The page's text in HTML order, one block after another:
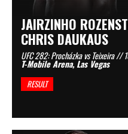
JAIRZINHO
CHRIS DAUKAUS
UFC 282: Procházka vs Teixeira
T-Mobile Arena, Las Vegas
RESULT